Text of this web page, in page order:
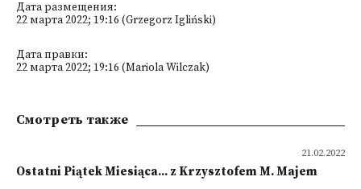
Дата размещения:
22 марта 2022; 19:16 (Grzegorz Igliński)
Дата правки:
22 марта 2022; 19:16 (Mariola Wilczak)
Смотреть также
21.02.2022
Ostatni Piątek Miesiąca... z Krzysztofem M. Majem